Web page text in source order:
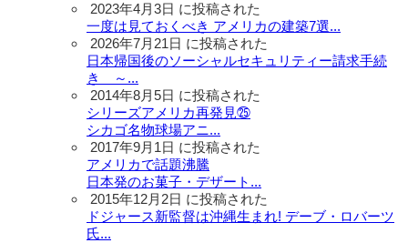
2023年4月3日 に投稿された
一度は見ておくべき アメリカの建築7選...
2026年7月21日 に投稿された
日本帰国後のソーシャルセキュリティー請求手続
き ～...
2014年8月5日 に投稿された
シリーズアメリカ再発見㉕
シカゴ名物球場アニ...
2017年9月1日 に投稿された
アメリカで話題沸騰
日本発のお菓子・デザート...
2015年12月2日 に投稿された
ドジャース新監督は沖縄生まれ! デーブ・ロバーツ
氏...